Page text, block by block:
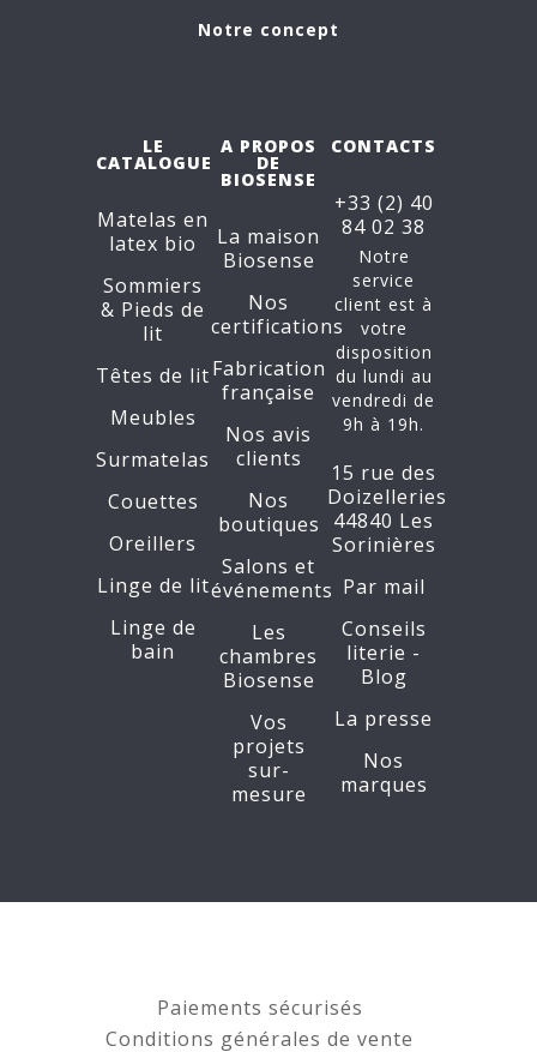
Notre concept
LE
CATALOGUE
Matelas en
latex bio
Sommiers
& Pieds de
lit
Têtes de lit
Meubles
Surmatelas
Couettes
Oreillers
Linge de lit
Linge de
bain
A PROPOS
DE
BIOSENSE
La maison
Biosense
Nos
certifications
Fabrication
française
Nos avis
clients
Nos
boutiques
Salons et
événements
Les
chambres
Biosense
Vos
projets
sur-
mesure
CONTACTS
+33 (2) 40
84 02 38
Notre
service
client est à
votre
disposition
du lundi au
vendredi de
9h à 19h.
15 rue des
Doizelleries
44840 Les
Sorinières
Par mail
Conseils
literie -
Blog
La presse
Nos
marques
Paiements sécurisés
Conditions générales de vente